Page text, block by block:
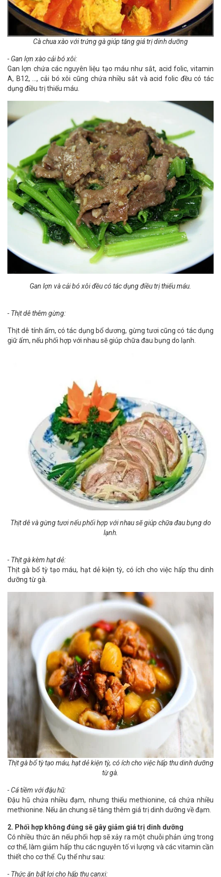
Cà chua xào với trứng gà giúp tăng giá trị dinh dưỡng
- Gan lợn xào cải bó xôi:
Gan lợn chứa các nguyên liệu tạo máu như sắt, acid folic, vitamin
A, B12, …, cải bó xôi cũng chứa nhiều sắt và acid folic đều có tác
dụng điều trị thiếu máu.
Gan lợn và cải bó xôi đều có tác dụng điều trị thiếu máu.
- Thịt dê thêm gừng:
Thịt dê tính ấm, có tác dụng bổ dương, gừng tươi cũng có tác dụng
giữ ấm, nếu phối hợp với nhau sẽ giúp chữa đau bụng do lạnh.
Thịt dê và gừng tươi nếu phối hợp với nhau sẽ giúp chữa đau bụng do
lạnh.
- Thịt gà kèm hạt dẻ:
Thịt gà bổ tỳ tạo máu, hạt dẻ kiện tỳ, có ích cho việc hấp thu dinh
dưỡng từ gà.
Thịt gà bổ tỳ tạo máu, hạt dẻ kiện tỳ, có ích cho việc hấp thu dinh dưỡng
từ gà.
- Cá tiềm với đậu hũ:
Đậu hũ chứa nhiều đạm, nhưng thiếu methionine, cá chứa nhiều
methionine. Nếu ăn chung sẽ tăng thêm giá trị dinh dưỡng về đạm.
2. Phối hợp không đúng sẽ gây giảm giá trị dinh dưỡng
Có nhiều thức ăn nếu phối hợp sẽ xảy ra một chuỗi phản ứng trong
cơ thể, làm giảm hấp thu các nguyên tố vi lượng và các vitamin cần
thiết cho cơ thể. Cụ thể như sau:
- Thức ăn bất lợi cho hấp thu canxi: